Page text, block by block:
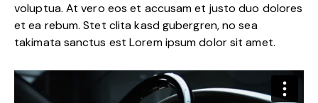
voluptua. At vero eos et accusam et justo duo dolores
et ea rebum. Stet clita kasd gubergren, no sea
takimata sanctus est Lorem ipsum dolor sit amet.